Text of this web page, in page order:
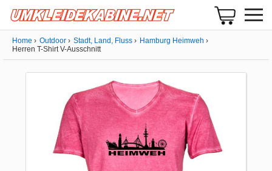
Home Outdoor Stadt, Land, Fluss
Hamburg Heimweh
Herren T-Shirt V-Ausschnitt